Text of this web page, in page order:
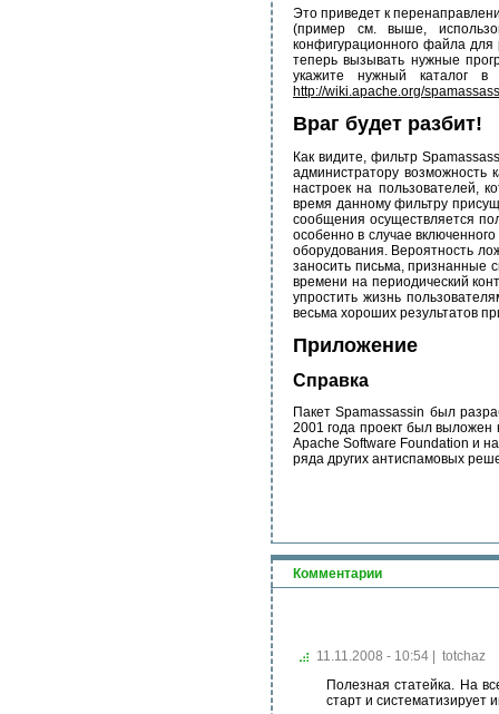
Это приведет к
(пример см. выше,
конфигурационного файла
теперь вызывать нужные
укажите нужный каталог в
http://wiki.apache.org/
Враг будет разбит!
Как видите, фильтр
администратору возможность
настроек на пользователей,
время данному фильтру
сообщения осуществляется
особенно в случае
оборудования. Вероятность
заносить письма, признанные
времени на периодический
упростить жизнь
весьма хороших результатов
Приложение
Справка
Пакет Spamassassin был
2001 года проект был выложен
Apache Software Foundation и
ряда других антиспамовых
Комментарии
11.11.2008 - 10:54
totchaz
Полезная статейка. На
старт и